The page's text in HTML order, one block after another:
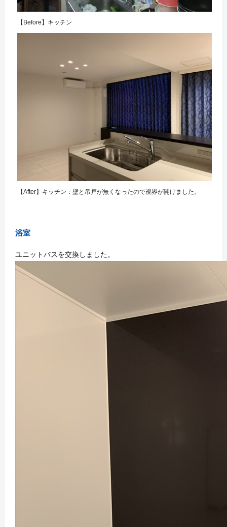
【Before】キッチン
【After】キッチン：壁と吊戸が無くなったので視界が開けました。
浴室
ユニットバスを交換しました。